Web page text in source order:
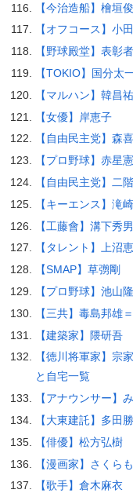
【今治造船】檜垣
【オフコース】小
【野球殿堂】表彰
【TOKIO】国分太
【マルハン】韓昌
【女優】岸恵子
【自由民主党】森
【プロ野球】赤星
【自由民主党】二
【キーエンス】滝
【工藤會】溝下秀
【タレント】上沼
【SMAP】草彅剛
【プロ野球】池山
【三共】毒島邦雄
【建築家】隈研吾
【徳川将軍家】宗
と自宅一覧
【アナウンサー】
【大東建託】多田
【俳優】松方弘樹
【漫画家】さくら
【歌手】倉木麻衣